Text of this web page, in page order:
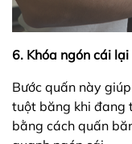
6. Khóa ngón cái lại
Bước quấn này
tuột băng khi đang
bằng cách quấn